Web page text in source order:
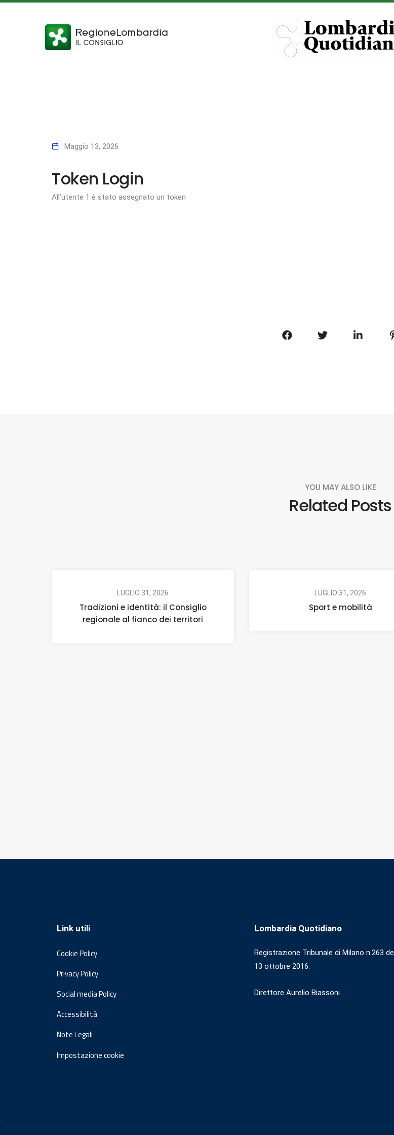
Maggio 13, 2026
Token Login
All’utente 1 è stato assegnato un token
YOU MAY ALSO LIKE
Related Posts
LUGLIO 31, 2026
Tradizioni e identità: il Consiglio
regionale al fianco dei territori
LUGLIO 31, 2026
Sport e mobilità
Link utili
Cookie Policy
Privacy Policy
Social media Policy
Accessibilità
Note Legali
Impostazione cookie
Lombardia Quotidiano
Registrazione Tribunale di Milano n.263 del
13 ottobre 2016.
Direttore Aurelio Biassoni